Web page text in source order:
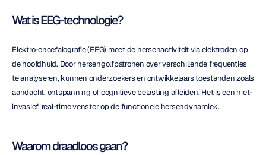
Wat is EEG-technologie?
Elektro-encefalografie (EEG) meet de hersenactiviteit via elektroden op
de hoofdhuid. Door hersengolfpatronen over verschillende frequenties
te analyseren, kunnen onderzoekers en ontwikkelaars toestanden zoals
aandacht, ontspanning of cognitieve belasting afleiden. Het is een niet-
invasief, real-time venster op de functionele hersendynamiek.
Waarom draadloos gaan?